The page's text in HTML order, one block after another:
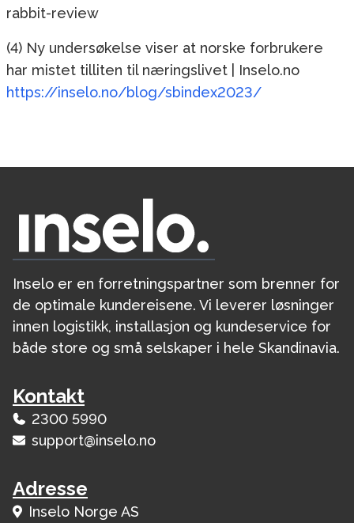
rabbit-review
(4) Ny undersøkelse viser at norske forbrukere
har mistet tilliten til næringslivet | Inselo.no
https://inselo.no/blog/sbindex2023/
Inselo er en forretningspartner som brenner for
de optimale kundereisene. Vi leverer løsninger
innen logistikk, installasjon og kundeservice for
både store og små selskaper i hele Skandinavia.
Kontakt
2300 5990
support@inselo.no
Adresse
Inselo Norge AS